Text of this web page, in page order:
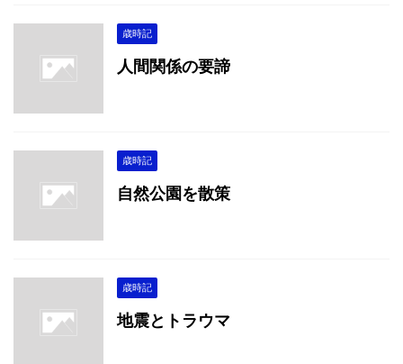
歳時記
人間関係の要諦
歳時記
自然公園を散策
歳時記
地震とトラウマ